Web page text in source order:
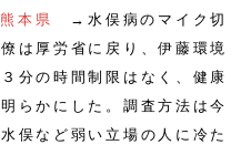
本県
→水俣病のマイク切
は厚労省に戻り、伊藤環境
分の時間制限はなく、健康
らかにした。調査方法は今
俣など弱い立場の人に冷た